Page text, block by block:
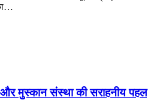
मुस्कान संस्था की सराहनीय पहल